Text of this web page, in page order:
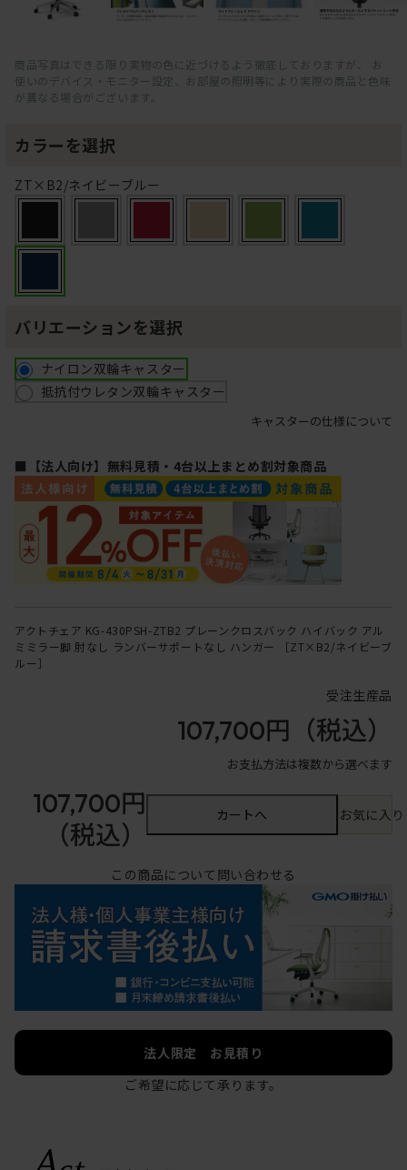
商品写真はできる限り実物の色に近づけるよう徹底しておりますが、 お
使いのデバイス・モニター設定、お部屋の照明等により実際の商品と色味
が異なる場合がございます。
カラーを選択
ZT×B2/ネイビーブルー
バリエーションを選択
ナイロン双輪キャスター
抵抗付ウレタン双輪キャスター
キャスターの仕様について
■【法人向け】無料見積・4台以上まとめ割対象商品
アクトチェア KG-430PSH-ZTB2 プレーンクロスバック ハイバック アル
ミミラー脚 肘なし ランバーサポートなし ハンガー ［ZT×B2/ネイビーブ
ルー］
受注生産品
107,700円 （税込）
お支払方法は複数から選べます
107,700円
（税込）
カートへ お気に入
この商品について問い合わせる
法人限定 お見積り
ご希望に応じて承ります。